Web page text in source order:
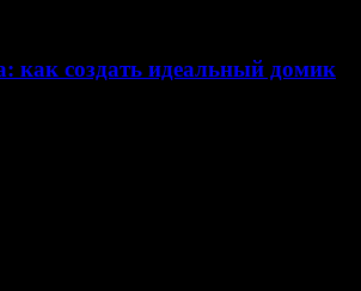
как создать идеальный домик